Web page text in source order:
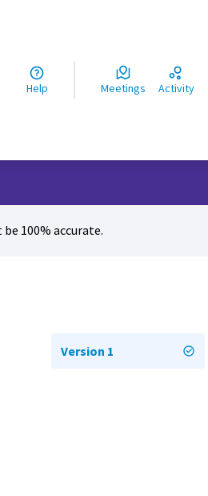
Help Meetings Activity
100% accurate.
Version 1